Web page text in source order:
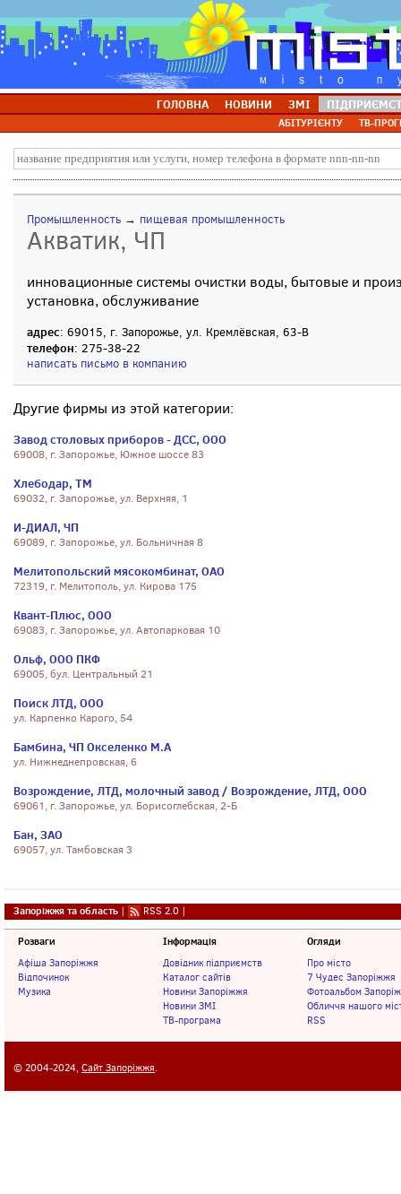
ГОЛОВНА НОВИНИ ЗМІ
АБІТУРІЄНТУ ТВ-
Промышленность → пищевая промышленность
Акватик, ЧП
инновационные системы очистки воды, бытовые и
установка, обслуживание
адрес: 69015, г. Запорожье, ул. Кремлёвская, 63-В
телефон: 275-38-22
написать письмо в компанию
Другие фирмы из этой категории:
Завод столовых приборов - ДСС, ООО
69008, г. Запорожье, Южное шоссе 83
Хлебодар, ТМ
69032, г. Запорожье, ул. Верхняя, 1
И-ДИАЛ, ЧП
69089, г. Запорожье, ул. Больничная 8
Мелитопольский мясокомбинат, ОАО
72319, г. Мелитополь, ул. Кирова 175
Квант-Плюс, ООО
69083, г. Запорожье, ул. Автопарковая 10
Ольф, ООО ПКФ
69005, бул. Центральный 21
Поиск ЛТД, ООО
ул. Карпенко Карого, 54
Бамбина, ЧП Окселенко М.А
ул. Нижнеднепровская, 6
Возрождение, ЛТД, молочный завод / Возрождение, ЛТД, ООО
69061, г. Запорожье, ул. Борисоглебская, 2-Б
Бан, ЗАО
69057, ул. Тамбовская 3
Запоріжжя та область | RSS 2.0 |
Розваги
Афіша Запоріжжя
Відпочинок
Музика
Інформація
Довідник підприємств
Каталог сайтів
Новини Запоріжжя
Новини ЗМІ
ТВ-програма
Огляди
Про місто
7 Чудес Запоріжжя
Фотоальбом
Обличчя нашого
RSS
© 2004-2024, Сайт Запоріжжя.